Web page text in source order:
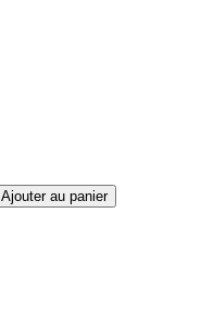
Ajouter au panier